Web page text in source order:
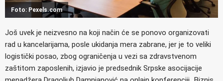
Foto: Pexels.com
Još uvek je neizvesno na koji način će se ponovo organizovati
rad u kancelarijama, posle ukidanja mera zabrane, jer je to veliki
logistički posao, zbog ograničenja u vezi sa zdravstvenom
zaštitom zaposlenih, izjavio je predsednik Srpske asocijacije